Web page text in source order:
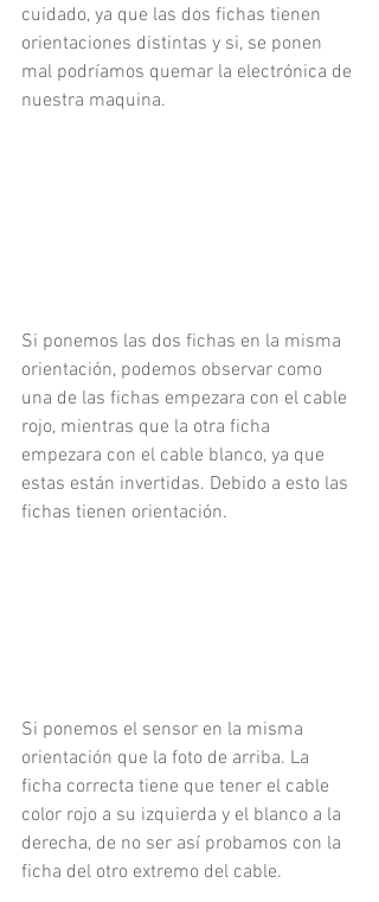
cuidado, ya que las dos fichas tienen
orientaciones distintas y si, se ponen
mal podríamos quemar la electrónica de
nuestra maquina.
Si ponemos las dos fichas en la misma
orientación, podemos observar como
una de las fichas empezara con el cable
rojo, mientras que la otra ficha
empezara con el cable blanco, ya que
estas están invertidas. Debido a esto las
fichas tienen orientación.
Si ponemos el sensor en la misma
orientación que la foto de arriba. La
ficha correcta tiene que tener el cable
color rojo a su izquierda y el blanco a la
derecha, de no ser así probamos con la
ficha del otro extremo del cable.